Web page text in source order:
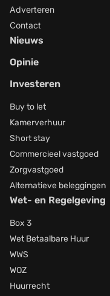
Adverteren
Contact
Nieuws
Opinie
Investeren
Buy to let
Kamerverhuur
Short stay
Commercieel vastgoed
Zorgvastgoed
Alternatieve beleggingen
Wet- en Regelgeving
Box 3
Wet Betaalbare Huur
WWS
WOZ
Huurrecht